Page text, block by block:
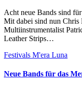
Acht neue Bands sind für das M’era Luna Festival 2011 bestätigt:
Mit dabei sind nun Chris
Multiinstrumentalist
Leather Strips…
Festivals M'era Luna
Neue Bands für das